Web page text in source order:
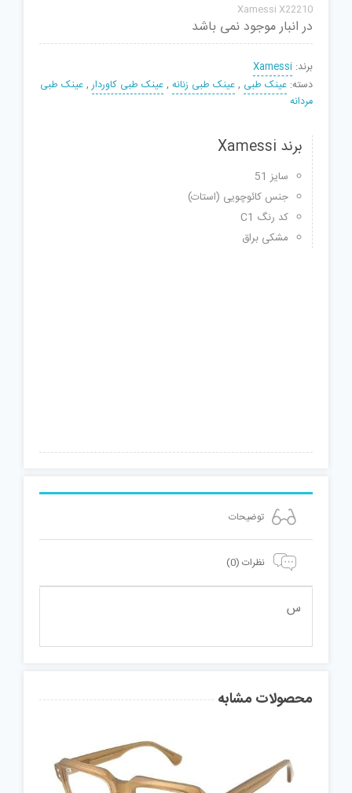
Xamessi X22210
در انبار موجود نمی باشد
برند: Xamessi
دسته: عینک طبی ,عینک طبی زنانه ,عینک طبی کاوردار ,عینک طبی
مردانه
برند Xamessi
سایز 51
جنس کائوچویی (استات)
کد رنگ C1
مشکی براق
توضیحات
نظرات (0)
س
محصولات مشابه